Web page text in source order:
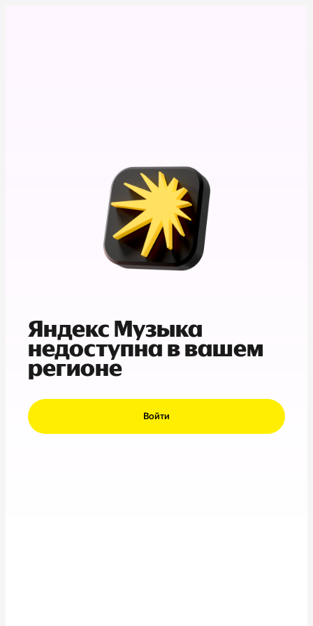
Яндекс Музыка
недоступна в вашем
регионе
Войти